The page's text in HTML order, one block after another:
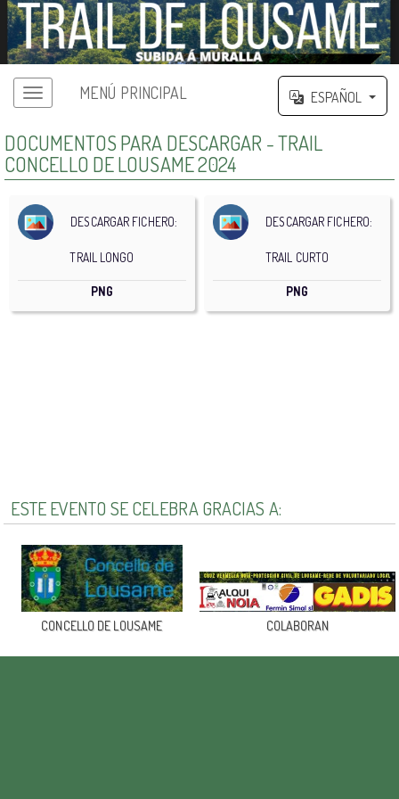
MENÚ PRINCIPAL ESPAÑOL
DOCUMENTOS PARA DESCARGAR - TRAIL
CONCELLO DE LOUSAME 2024
DESCARGAR FICHERO:
TRAIL LONGO
PNG
DESCARGAR FICHERO:
TRAIL CURTO
PNG
ESTE EVENTO SE CELEBRA GRACIAS A:
CONCELLO DE LOUSAME COLABORAN